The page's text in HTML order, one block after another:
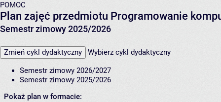
POMOC
Plan zajęć przedmiotu Programowanie
Semestr zimowy 2025/2026
Zmień cykl dydaktyczny Wybierz cykl dydaktyczny
Semestr zimowy 2026/2027
Semestr zimowy 2025/2026
Pokaż plan w formacie: